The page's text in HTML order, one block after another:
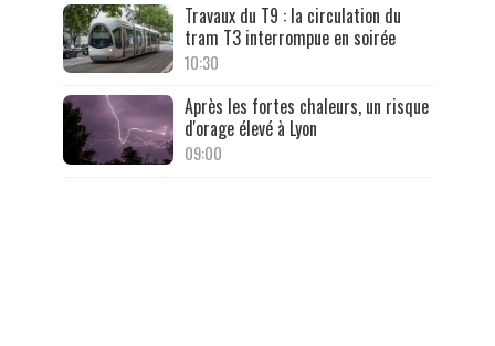
Travaux du T9 : la circulation du
tram T3 interrompue en soirée
10:30
Après les fortes chaleurs, un risque
d'orage élevé à Lyon
09:00